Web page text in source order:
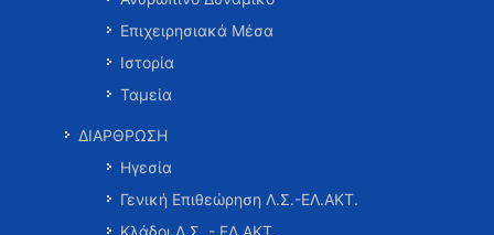
Επιχειρησιακά Μέσα
Ιστορία
Ταμεία
ΔΙΑΡΘΡΩΣΗ
Ηγεσία
Γενική Επιθεώρηση Λ.Σ.-ΕΛ.ΑΚΤ.
Κλάδοι Λ.Σ. - ΕΛ.ΑΚΤ.